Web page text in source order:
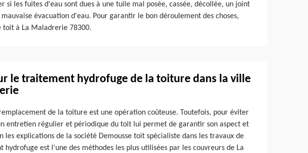
si les fuites d'eau sont dues à une tuile mal posée, cassée, décollée, un joint
évacuation d'eau. Pour garantir le bon déroulement des choses,
toit à La Maladrerie 78300.
le traitement hydrofuge de la toiture dans la ville
de la toiture est une opération coûteuse. Toutefois, pour éviter
entretien régulier et périodique du toit lui permet de garantir son aspect et
les explications de la société Demousse toit spécialiste dans les travaux de
est l'une des méthodes les plus utilisées par les couvreurs de La